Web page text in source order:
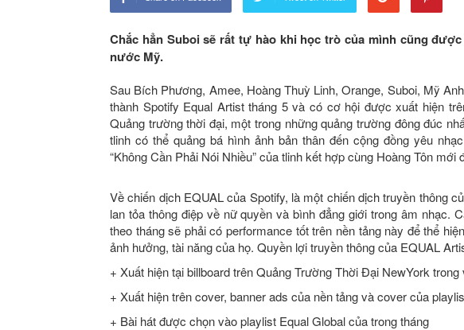
Chắc hẳn Suboi sẽ rất tự hào khi học trò của mình cũng
nước Mỹ.
Sau Bích Phương, Amee, Hoàng Thuỳ Linh, Orange, Suboi, Mỹ
thành Spotify Equal Artist tháng 5 và có cơ hội được xuất hiện
Quảng trường thời đại, một trong những quảng trường đông đúc
tlinh có thể quảng bá hình ảnh bản thân đến cộng đồng yêu
“Không Cần Phải Nói Nhiều” của tlinh kết hợp cùng Hoàng Tôn
Về chiến dịch EQUAL của Spotify, là một chiến dịch truyền thông
lan tỏa thông điệp về nữ quyền và bình đẳng giới trong âm nhạc.
theo tháng sẽ phải có performance tốt trên nền tảng này để thể
ảnh hưởng, tài năng của họ. Quyền lợi truyền thông của EQUAL
+ Xuất hiện tại billboard trên Quảng Trường Thời Đại NewYork trong
+ Xuất hiện trên cover, banner ads của nền tảng và cover của
+ Bài hát được chọn vào playlist Equal Global của trong tháng